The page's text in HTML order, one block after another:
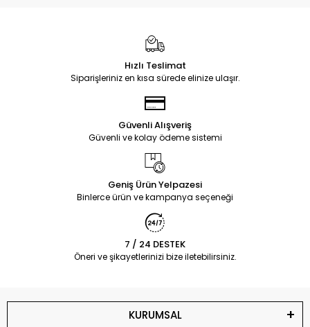
Hızlı Teslimat
Siparişleriniz en kısa sürede elinize ulaşır.
Güvenli Alışveriş
Güvenli ve kolay ödeme sistemi
Geniş Ürün Yelpazesi
Binlerce ürün ve kampanya seçeneği
7 / 24 DESTEK
Öneri ve şikayetlerinizi bize iletebilirsiniz.
KURUMSAL